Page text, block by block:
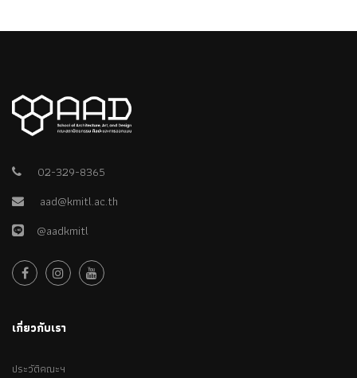
02-329-8365
aad@kmitl.ac.th
@aadkmitl
เกี่ยวกับเรา
ประวัติคณะฯ